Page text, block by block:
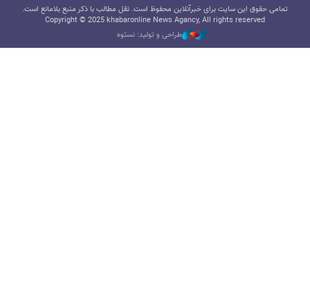
تمامی حقوق این سایت برای خبرآنلاین محفوظ است. نقل مطالب با ذکر منبع بلامانع است.
Copyright © 2025 khabaronline News Agancy, All rights reserved
طراحی و تولید: نستوه